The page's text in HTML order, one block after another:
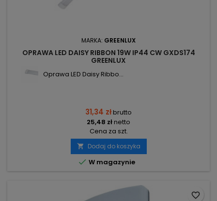
MARKA: GREENLUX
OPRAWA LED DAISY RIBBON 19W IP44 CW GXDS174
GREENLUX
Oprawa LED Daisy Ribbo...
31,34 złbrutto
25,48 złnetto
Cena za szt.
 Dodaj do koszyka
 W magazynie
favorite_border